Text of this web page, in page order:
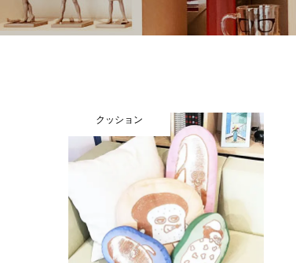
クッション